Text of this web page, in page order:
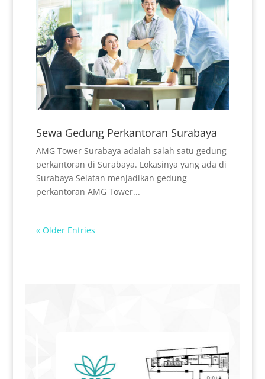
Sewa Gedung Perkantoran Surabaya
AMG Tower Surabaya adalah salah satu gedung
perkantoran di Surabaya. Lokasinya yang ada di
Surabaya Selatan menjadikan gedung
perkantoran AMG Tower...
« Older Entries